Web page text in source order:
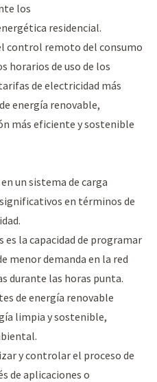
los
residencial.
control remoto del consumo
horarios de uso de los
de electricidad más
energía renovable,
más eficiente y sostenible
un sistema de carga
en términos de
es la capacidad de programar
menor demanda en la red
durante las horas punta.
de energía renovable
limpia y sostenible,
y controlar el proceso de
de aplicaciones o